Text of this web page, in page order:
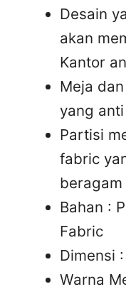
Desain
akan
Kantor
Meja
yang
Partisi
fabric
Bahan :
Fabric
Dimensi
Warna